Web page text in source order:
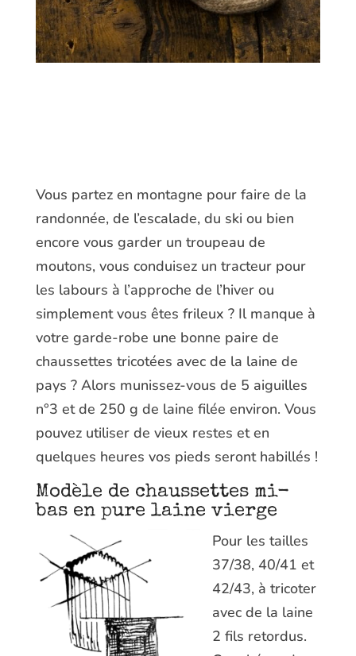
Vous partez en montagne pour faire de la
randonnée, de l’escalade, du ski ou bien
encore vous garder un troupeau de
moutons, vous conduisez un tracteur pour
les labours à l’approche de l’hiver ou
simplement vous êtes frileux ? Il manque à
votre garde-robe une bonne paire de
chaussettes tricotées avec de la laine de
pays ? Alors munissez-vous de 5 aiguilles
n°3 et de 250 g de laine filée environ. Vous
pouvez utiliser de vieux restes et en
quelques heures vos pieds seront habillés !
Modèle de chaussettes mi-
bas en pure laine vierge
Pour les tailles
37/38, 40/41 et
42/43, à tricoter
avec de la laine
2 fils retordus.